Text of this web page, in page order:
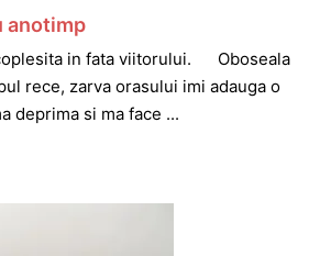
anotimp
in fata viitorului. Oboseala
rece, zarva orasului imi adauga o
deprima si ma face ...